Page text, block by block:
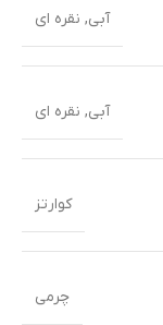
آبی, نقره ای
آبی, نقره ای
کوارتز
چرمی